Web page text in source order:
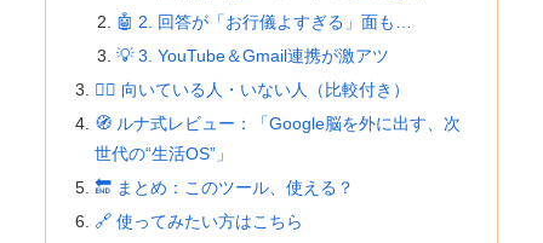
🤖 2. 回答が「お行儀よすぎる」面も…
💡 3. YouTube＆Gmail連携が激アツ
🙋‍♂️ 向いている人・いない人（比較付き）
🧭 ルナ式レビュー：「Google脳を外に出す、次
世代の“生活OS”」
🔚 まとめ：このツール、使える？
🔗 使ってみたい方はこちら